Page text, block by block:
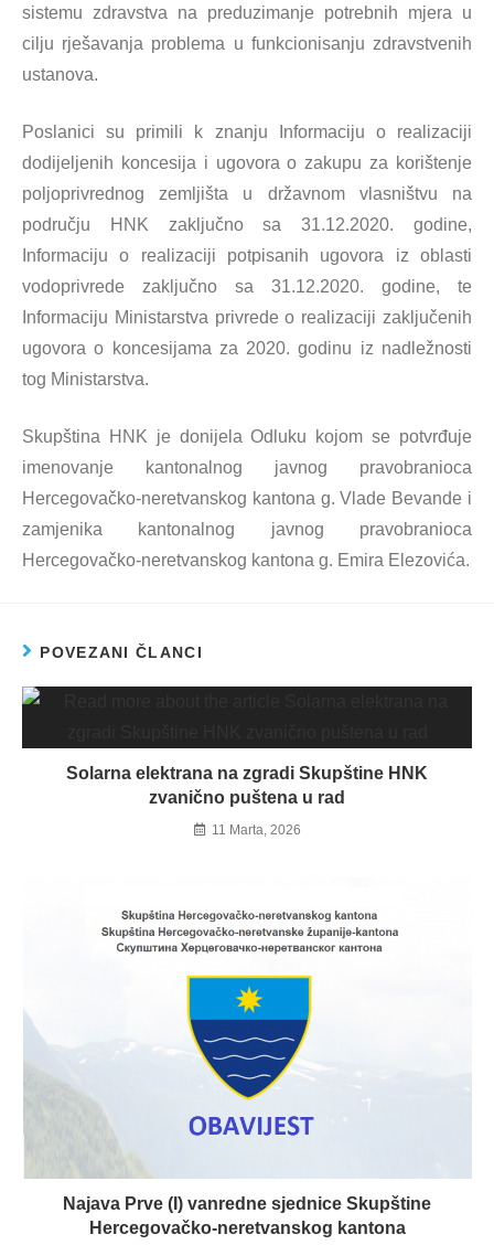
sistemu zdravstva na preduzimanje potrebnih mjera u
cilju rješavanja problema u funkcionisanju zdravstvenih
ustanova.
Poslanici su primili k znanju Informaciju o realizaciji
dodijeljenih koncesija i ugovora o zakupu za korištenje
poljoprivrednog zemljišta u državnom vlasništvu na
području HNK zaključno sa 31.12.2020. godine,
Informaciju o realizaciji potpisanih ugovora iz oblasti
vodoprivrede zaključno sa 31.12.2020. godine, te
Informaciju Ministarstva privrede o realizaciji zaključenih
ugovora o koncesijama za 2020. godinu iz nadležnosti
tog Ministarstva.
Skupština HNK je donijela Odluku kojom se potvrđuje
imenovanje kantonalnog javnog pravobranioca
Hercegovačko-neretvanskog kantona g. Vlade Bevande i
zamjenika kantonalnog javnog pravobranioca
Hercegovačko-neretvanskog kantona g. Emira Elezovića.
POVEZANI ČLANCI
Solarna elektrana na zgradi Skupštine HNK
zvanično puštena u rad
11 Marta, 2026
Najava Prve (I) vanredne sjednice Skupštine
Hercegovačko-neretvanskog kantona